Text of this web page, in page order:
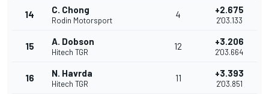
14 C. Chong
Rodin Motorsport
4 +2.675
2'03.133
15 A. Dobson
Hitech TGR
12 +3.206
2'03.664
16 N. Havrda
Hitech TGR
11 +3.393
2'03.851